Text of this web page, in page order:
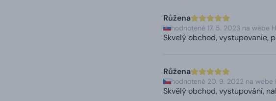
Růžena
hodnotené 17. 5. 2023 na webe
Skvelý obchod, vystupovanie,
Růžena
hodnotené 20. 9. 2022 na webe
Skvělý obchod, vystupování,